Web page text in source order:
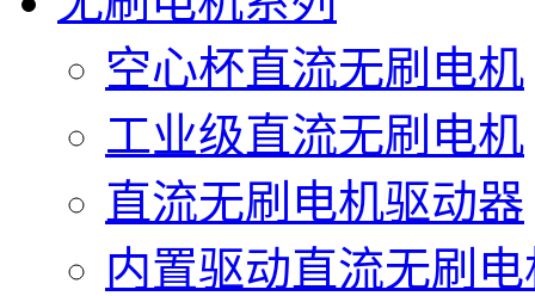
空心杯直流无刷电机
工业级直流无刷电机
直流无刷电机驱动器
内置驱动直流无刷电